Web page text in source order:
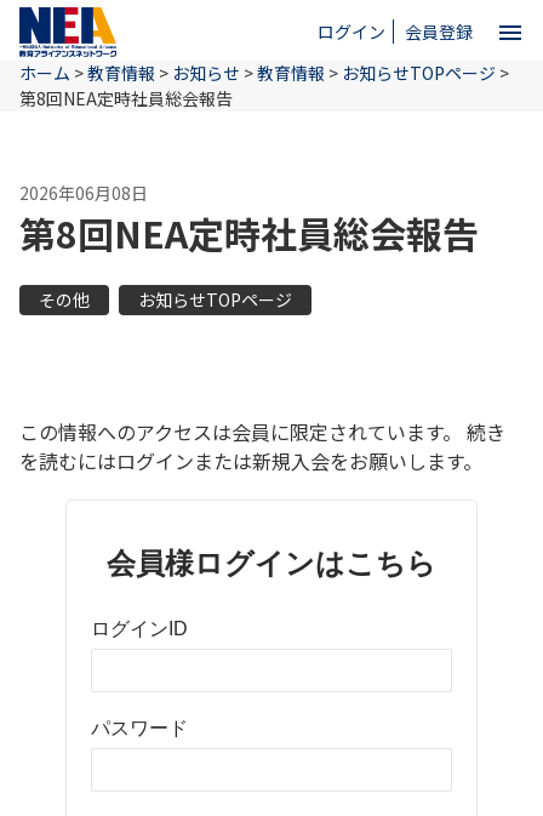
ログイン 会員登録 menu
ホーム
NEAとは
お問い合わせ
ホーム >教育情報 > お知らせ >教育情報 > お知らせTOPページ >
第8回NEA定時社員総会報告
2026年06月08日
第8回NEA定時社員総会報告
その他 お知らせTOPページ
この情報へのアクセスは会員に限定されています。 続き
を読むにはログインまたは新規入会をお願いします。
会員様ログインはこちら
ログインID
パスワード